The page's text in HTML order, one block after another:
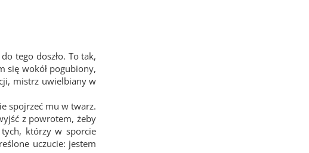
tego doszło. To tak,
się wokół pogubiony,
mistrz uwielbiany w
spojrzeć mu w twarz.
z powrotem, żeby
którzy w sporcie
uczucie: jestem